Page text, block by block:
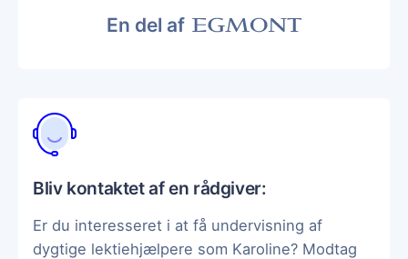
En del af
Bliv kontaktet af en rådgiver:
Er du interesseret i at få undervisning af
dygtige lektiehjælpere som Karoline? Modtag